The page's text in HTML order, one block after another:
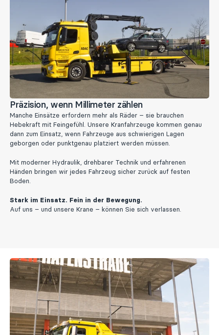
Präzision, wenn Millimeter zählen
Manche Einsätze erfordern mehr als Räder – sie brauchen
Hebekraft mit Feingefühl. Unsere Kranfahrzeuge kommen genau
dann zum Einsatz, wenn Fahrzeuge aus schwierigen Lagen
geborgen oder punktgenau platziert werden müssen.
Mit moderner Hydraulik, drehbarer Technik und erfahrenen
Händen bringen wir jedes Fahrzeug sicher zurück auf festen
Boden.
Stark im Einsatz. Fein in der Bewegung.
Auf uns – und unsere Krane – können Sie sich verlassen.